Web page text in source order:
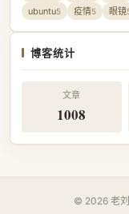
ubuntu5 疫情5 眼镜
博客统计
文章
1008
© 2026 老